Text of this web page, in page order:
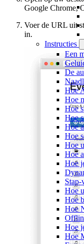
Instructies
Een
De
Hoe
Hoe
Hoe
Hoe
Hoe
Hoe
Hoe
Hoe
Hoe
Hoe
Hoe
Hoe
Hoe
Hoe
Google Chrome,
Voer de URL uit
in.